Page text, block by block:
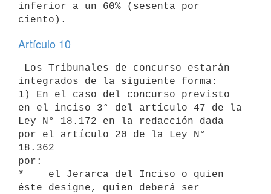
inferior a un 60% (sesenta por
Artículo 10
integrados de la siguiente forma:
1) En el caso del concurso previsto
en el inciso 3° del artículo 47 de la
Ley N° 18.172 en la redacción dada
por el artículo 20 de la Ley N°
18.362
por:
*    el Jerarca del Inciso o quien
éste designe, quien deberá ser